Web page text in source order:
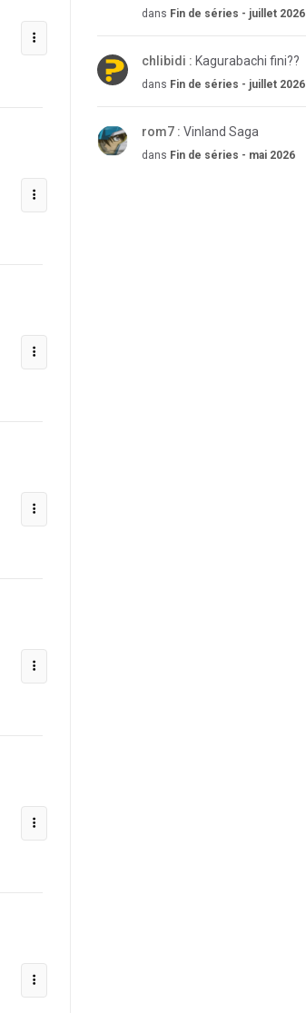
dans Fin de séries - juillet 2026
chlibidi : Kagurabachi fini??
dans Fin de séries - juillet 2026
rom7 : Vinland Saga
dans Fin de séries - mai 2026